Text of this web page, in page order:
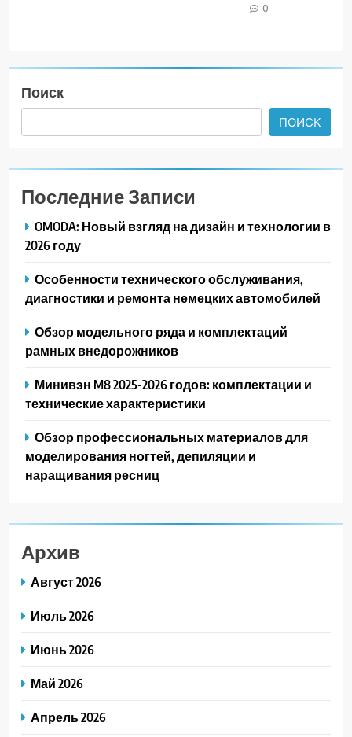
0
Поиск
ПОИСК
Последние Записи
OMODA: Новый взгляд на дизайн и технологии в
2026 году
Особенности технического обслуживания,
диагностики и ремонта немецких автомобилей
Обзор модельного ряда и комплектаций
рамных внедорожников
Минивэн M8 2025-2026 годов: комплектации и
технические характеристики
Обзор профессиональных материалов для
моделирования ногтей, депиляции и
наращивания ресниц
Архив
Август 2026
Июль 2026
Июнь 2026
Май 2026
Апрель 2026